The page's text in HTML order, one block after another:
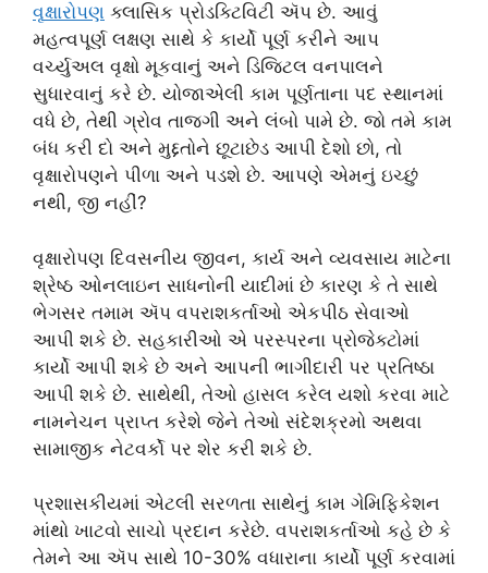
વૃક્ષારોપણ ક્લાસિક પ્રોડક્ટિવિટી ઍપ છે. આવું
મહત્વપૂર્ણ લક્ષણ સાથે કે કાર્યો પૂર્ણ કરીને આપ
વર્ચ્યુઅલ વૃક્ષો મૂકવાનું અને ડિજિટલ વનપાલને
સુધારવાનું કરે છે. યોજાએલી કામ પૂર્ણતાના પદ સ્થાનમાં
વધે છે, તેથી ગ્રોવ તાજગી અને લંબો પામે છે. જો તમે કામ
બંધ કરી દો અને મુદ્દતોને છૂટાછેડ આપી દેશો છો, તો
વૃક્ષારોપણને પીળા અને પડશે છે. આપણે એમનું ઇચ્છું
નથી, જી નહીં?
વૃક્ષારોપણ દિવસનીય જીવન, કાર્ય અને વ્યવસાય માટેના
શ્રેષ્ઠ ઓનલાઇન સાધનોની યાદીમાં છે કારણ કે તે સાથે
ભેગસર તમામ ઍપ વપરાશકર્તાઓ એકપીઠ સેવાઓ
આપી શકે છે. સહકારીઓ એ પરસ્પરના પ્રોજેક્ટોમાં
કાર્યો આપી શકે છે અને આપની ભાગીદારી પર પ્રતિષ્ઠા
આપી શકે છે. સાથેથી, તેઓ હાસલ કરેલ યશો કરવા માટે
નામનેચન પ્રાપ્ત કરેશે જેને તેઓ સંદેશક્રમો અથવા
સામાજીક નેટવર્કો પર શેર કરી શકે છે.
પ્રશાસકીયમાં એટલી સરળતા સાથેનું કામ ગેમિફિકેશન
માંથો ખાટવો સાચો પ્રદાન કરેછે. વપરાશકર્તાઓ કહે છે કે
તેમને આ ઍપ સાથે 10-30% વધારાના કાર્યો પૂર્ણ કરવામાં